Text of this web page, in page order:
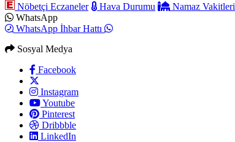
Nöbetçi Eczaneler
Hava Durumu Namaz Vakitleri
WhatsApp
WhatsApp İhbar Hattı
Sosyal Medya
Facebook
Instagram
Youtube
Pinterest
Dribbble
LinkedIn